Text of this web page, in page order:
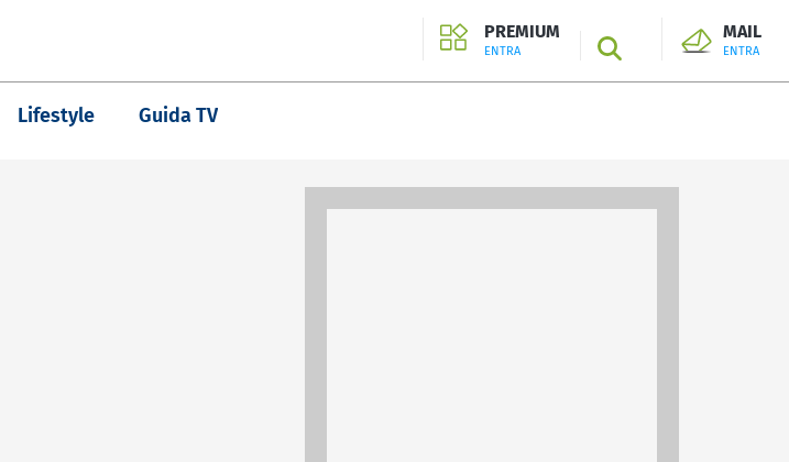
PREMIUM
ENTRA SEARCH
MAIL
ENTRA
Lifestyle Guida TV